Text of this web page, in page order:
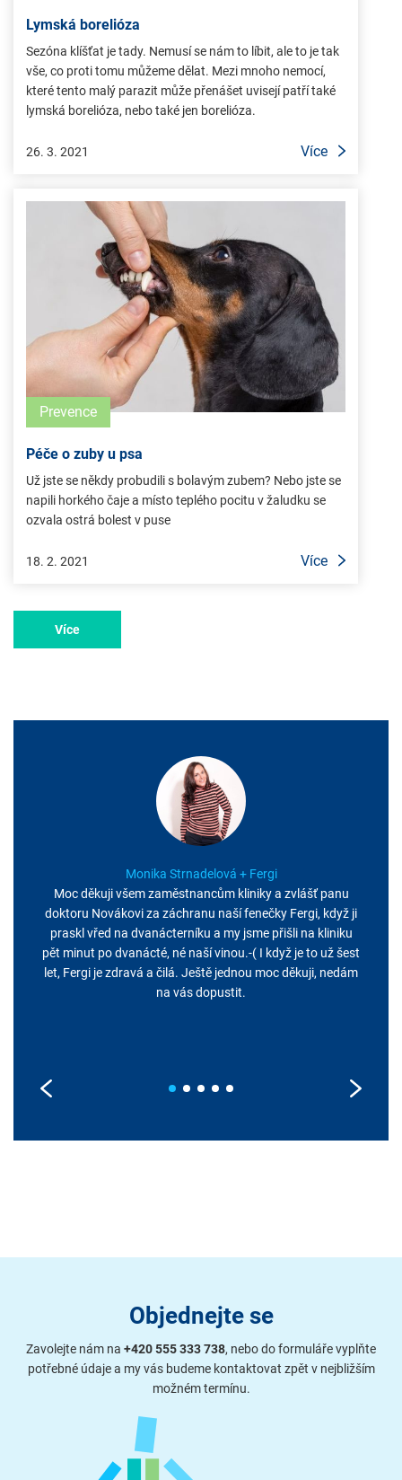
Lymská borelióza
Sezóna klíšťat je tady. Nemusí se nám to líbit, ale to je tak
vše, co proti tomu můžeme dělat. Mezi mnoho nemocí,
které tento malý parazit může přenášet uvisejí patří také
lymská borelióza, nebo také jen borelióza.
26. 3. 2021 Více
Prevence
Péče o zuby u psa
Už jste se někdy probudili s bolavým zubem? Nebo jste se
napili horkého čaje a místo teplého pocitu v žaludku se
ozvala ostrá bolest v puse
18. 2. 2021 Více
Více
Monika Strnadelová + Fergi
Moc děkuji všem zaměstnancům kliniky a zvlášť panu
doktoru Novákovi za záchranu naší fenečky Fergi, když ji
praskl vřed na dvanácterníku a my jsme přišli na kliniku
pět minut po dvanácté, né naší vinou.-( I když je to už šest
let, Fergi je zdravá a čilá. Ještě jednou moc děkuji, nedám
na vás dopustit.
Objednejte se
Zavolejte nám na +420 555 333 738, nebo do formuláře vyplňte
potřebné údaje a my vás budeme kontaktovat zpět v nejbližším
možném termínu.